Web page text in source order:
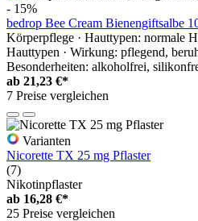
- 15%
bedrop Bee Cream Bienengiftsalbe
Körperpflege · Hauttypen: normale
Hauttypen · Wirkung: pflegend,
Besonderheiten: alkoholfrei,
ab 21,23 €*
7 Preise vergleichen
Varianten
Nicorette TX 25 mg Pflaster
(7)
Nikotinpflaster
ab 16,28 €*
25 Preise vergleichen